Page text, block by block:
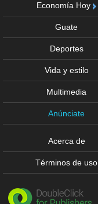
Economía Hoy
Guate
Deportes
Vida y estilo
Multimedia
Anúnciate
Acerca de
Términos de uso